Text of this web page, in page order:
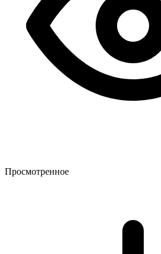
Просмотренное